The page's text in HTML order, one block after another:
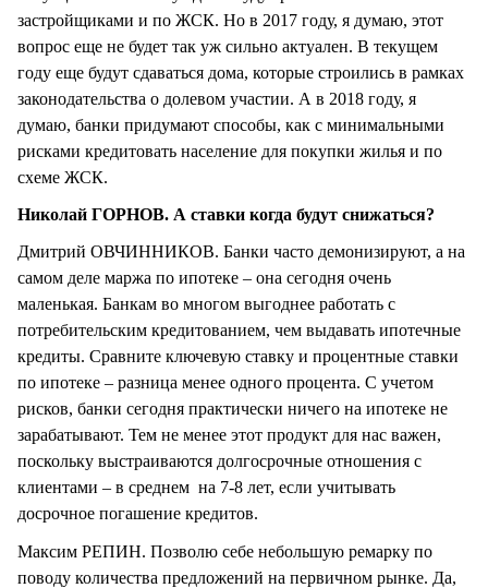
застройщиками и по ЖСК. Но в 2017 году, я думаю, этот
вопрос еще не будет так уж сильно актуален. В текущем
году еще будут сдаваться дома, которые строились в рамках
законодательства о долевом участии. А в 2018 году, я
думаю, банки придумают способы, как с минимальными
рисками кредитовать население для покупки жилья и по
схеме ЖСК.
Николай ГОРНОВ. А ставки когда будут снижаться?
Дмитрий ОВЧИННИКОВ. Банки часто демонизируют, а на
самом деле маржа по ипотеке – она сегодня очень
маленькая. Банкам во многом выгоднее работать с
потребительским кредитованием, чем выдавать ипотечные
кредиты. Сравните ключевую ставку и процентные ставки
по ипотеке – разница менее одного процента. С учетом
рисков, банки сегодня практически ничего на ипотеке не
зарабатывают. Тем не менее этот продукт для нас важен,
поскольку выстраиваются долгосрочные отношения с
клиентами – в среднем на 7-8 лет, если учитывать
досрочное погашение кредитов.
Максим РЕПИН. Позволю себе небольшую ремарку по
поводу количества предложений на первичном рынке. Да,